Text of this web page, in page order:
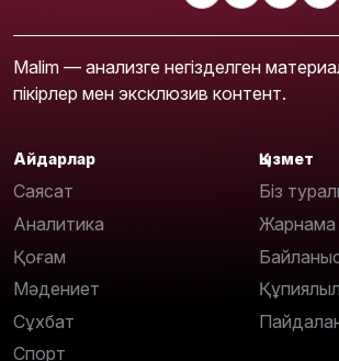
Malim — анализге негізделген
пікірлер мен эксклюзив контент.
Айдарлар
Саясат
Аналитика
Қоғам
Мәдениет
Сұхбат
Спорт
Қызмет
Біз
Жарнама